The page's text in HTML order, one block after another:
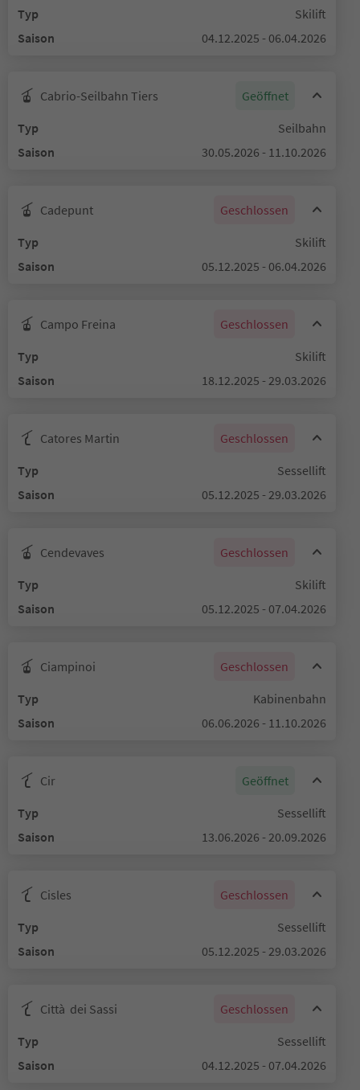
Typ
Skilift
Saison
04.12.2025 - 06.04.2026
Cabrio-Seilbahn Tiers
Geöffnet
Typ
Seilbahn
Saison
30.05.2026 - 11.10.2026
Cadepunt
Geschlossen
Typ
Skilift
Saison
05.12.2025 - 06.04.2026
Campo Freina
Geschlossen
Typ
Skilift
Saison
18.12.2025 - 29.03.2026
Catores Martin
Geschlossen
Typ
Sessellift
Saison
05.12.2025 - 29.03.2026
Cendevaves
Geschlossen
Typ
Skilift
Saison
05.12.2025 - 07.04.2026
Ciampinoi
Geschlossen
Typ
Kabinenbahn
Saison
06.06.2026 - 11.10.2026
Cir
Geöffnet
Typ
Sessellift
Saison
13.06.2026 - 20.09.2026
Cisles
Geschlossen
Typ
Sessellift
Saison
05.12.2025 - 29.03.2026
Città dei Sassi
Geschlossen
Typ
Sessellift
Saison
04.12.2025 - 07.04.2026